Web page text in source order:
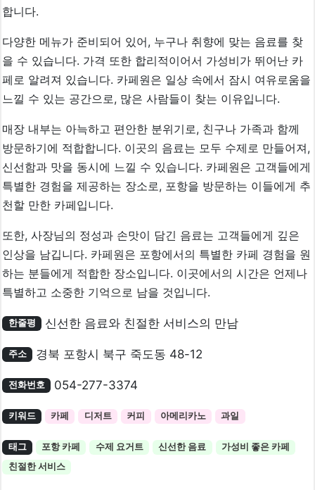
합니다.
다양한 메뉴가 준비되어 있어, 누구나 취향에 맞는 음료를 찾
을 수 있습니다. 가격 또한 합리적이어서 가성비가 뛰어난 카
페로 알려져 있습니다. 카페원은 일상 속에서 잠시 여유로움을
느낄 수 있는 공간으로, 많은 사람들이 찾는 이유입니다.
매장 내부는 아늑하고 편안한 분위기로, 친구나 가족과 함께
방문하기에 적합합니다. 이곳의 음료는 모두 수제로 만들어져,
신선함과 맛을 동시에 느낄 수 있습니다. 카페원은 고객들에게
특별한 경험을 제공하는 장소로, 포항을 방문하는 이들에게 추
천할 만한 카페입니다.
또한, 사장님의 정성과 손맛이 담긴 음료는 고객들에게 깊은
인상을 남깁니다. 카페원은 포항에서의 특별한 카페 경험을 원
하는 분들에게 적합한 장소입니다. 이곳에서의 시간은 언제나
특별하고 소중한 기억으로 남을 것입니다.
한줄평 신선한 음료와 친절한 서비스의 만남
주소 경북 포항시 북구 죽도동 48-12
전화번호 054-277-3374
키워드 카페 디저트 커피 아메리카노 과일
태그 포항 카페 수제 요거트 신선한 음료
가성비 좋은 카페
친절한 서비스